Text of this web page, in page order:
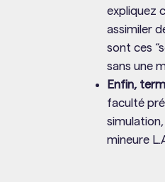
expliquez
assimiler
sont ces
sans une
Enfin,
faculté
mineure